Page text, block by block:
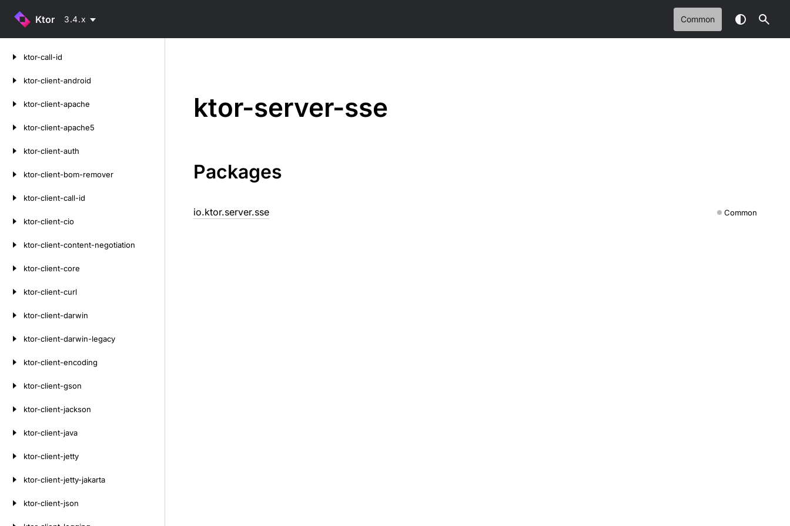
Ktor 3.4.x Common
ktor-call-id
ktor-client-android
ktor-client-apache
ktor-client-apache5
ktor-client-auth
ktor-client-bom-remover
ktor-client-call-id
ktor-client-cio
ktor-client-content-negotiation
ktor-client-core
ktor-client-curl
ktor-client-darwin
ktor-client-darwin-legacy
ktor-client-encoding
ktor-client-gson
ktor-client-jackson
ktor-client-java
ktor-client-jetty
ktor-client-jetty-jakarta
ktor-client-json
ktor-server-sse
Packages
io.ktor.server.sse Common